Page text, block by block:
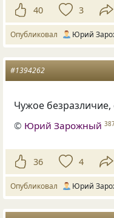
40 3
Опубликовал Юрий
#1394262
Чужое
© Юрий Зарожный
36 4
Опубликовал Юрий